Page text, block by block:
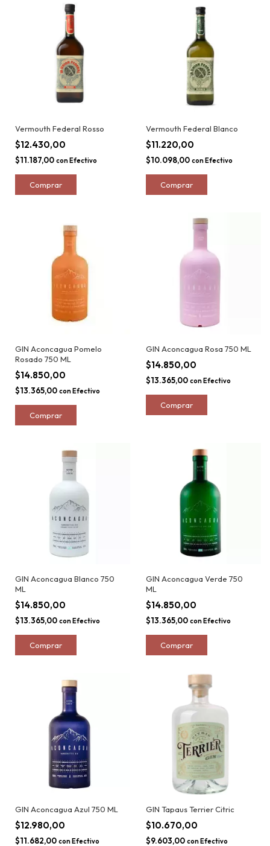
Vermouth Federal Rosso
$12.430,00
$11.187,00 con Efectivo
Vermouth Federal Blanco
$11.220,00
$10.098,00 con Efectivo
GIN Aconcagua Pomelo
Rosado 750 ML
$14.850,00
$13.365,00 conEfectivo
GIN Aconcagua Rosa 750 ML
$14.850,00
$13.365,00 conEfectivo
GIN Aconcagua Blanco 750
ML
$14.850,00
$13.365,00 con Efectivo
GIN Aconcagua Verde 750
ML
$14.850,00
$13.365,00 con Efectivo
GIN Aconcagua Azul 750 ML
$12.980,00
$11.682,00 conEfectivo
GIN Tapaus Terrier Citric
$10.670,00
$9.603,00 conEfectivo